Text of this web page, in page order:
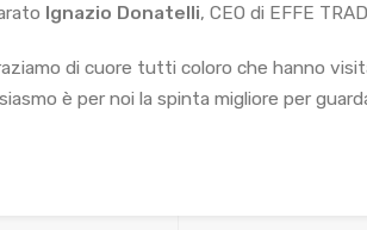
Ignazio Donatelli, CEO di EFFE
di cuore tutti coloro che hanno
è per noi la spinta migliore per